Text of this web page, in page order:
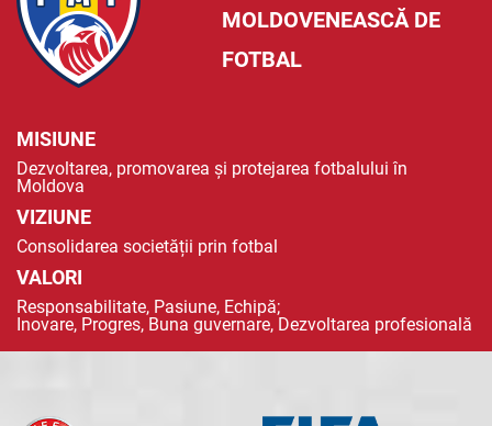
MOLDOVENEASCĂ DE
FOTBAL
MISIUNE
Dezvoltarea, promovarea și protejarea fotbalului în
Moldova
VIZIUNE
Consolidarea societății prin fotbal
VALORI
Responsabilitate, Pasiune, Echipă;
Inovare, Progres, Buna guvernare, Dezvoltarea profesională